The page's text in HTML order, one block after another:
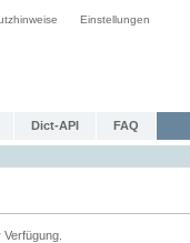
Einstellungen
Dict-API FAQ